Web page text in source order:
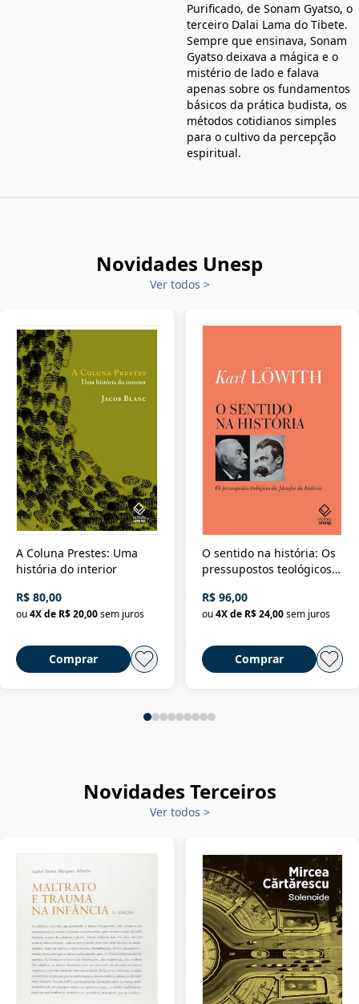
Purificado, de Sonam Gyatso, o
terceiro Dalai Lama do Tibete.
Sempre que ensinava, Sonam
Gyatso deixava a mágica e o
mistério de lado e falava
apenas sobre os fundamentos
básicos da prática budista, os
métodos cotidianos simples
para o cultivo da percepção
espiritual.
Novidades Unesp
Ver todos >
A Coluna Prestes: Uma
história do interior
R$ 80,00
ou4X de R$ 20,00sem juros
Comprar
O sentido na história: Os
pressupostos teológicos
R$ 96,00
ou 4X de R$ 24,00 sem juros
Comprar
Novidades Terceiros
Ver todos >